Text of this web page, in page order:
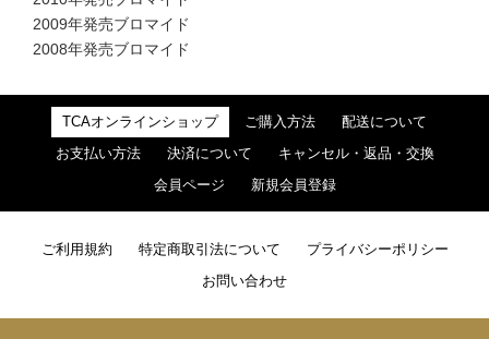
2009年発売ブロマイド
2008年発売ブロマイド
TCAオンラインショップ ご購入方法 配送について
お支払い方法 決済について キャンセル・返品・交換
会員ページ 新規会員登録
ご利用規約 特定商取引法について プライバシーポリシー
お問い合わせ